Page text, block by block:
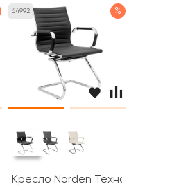
Like (D819)
64992 %
Кресло Norden Техно CF